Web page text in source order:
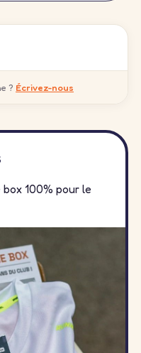
? Écrivez-nous
100% pour le